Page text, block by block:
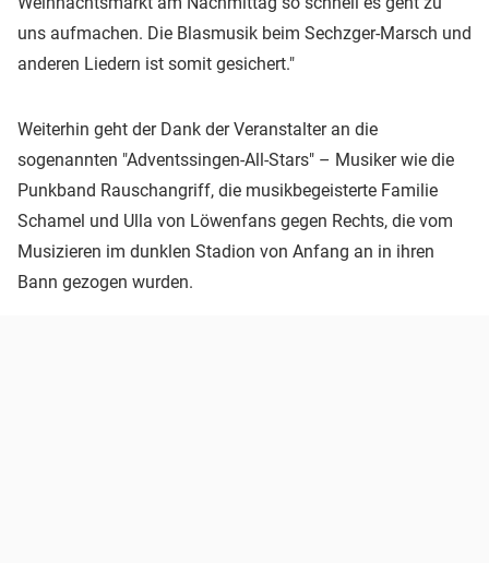
uns aufmachen. Die Blasmusik beim Sechzger-Marsch und
anderen Liedern ist somit gesichert."
Weiterhin geht der Dank der Veranstalter an die
sogenannten "Adventssingen-All-Stars" – Musiker wie die
Punkband Rauschangriff, die musikbegeisterte Familie
Schamel und Ulla von Löwenfans gegen Rechts, die vom
Musizieren im dunklen Stadion von Anfang an in ihren
Bann gezogen wurden.